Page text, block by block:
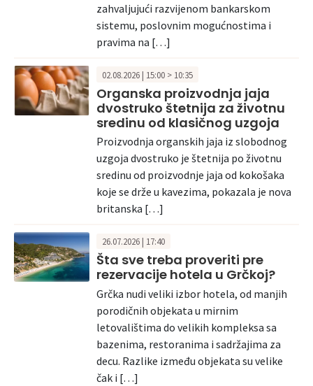
zahvaljujući razvijenom bankarskom
sistemu, poslovnim mogućnostima i
pravima na […]
02.08.2026 | 15:00 > 10:35
Organska proizvodnja jaja
dvostruko štetnija za životnu
sredinu od klasičnog uzgoja
Proizvodnja organskih jaja iz slobodnog
uzgoja dvostruko je štetnija po životnu
sredinu od proizvodnje jaja od kokošaka
koje se drže u kavezima, pokazala je nova
britanska […]
26.07.2026 | 17:40
Šta sve treba proveriti pre
rezervacije hotela u Grčkoj?
Grčka nudi veliki izbor hotela, od manjih
porodičnih objekata u mirnim
letovalištima do velikih kompleksa sa
bazenima, restoranima i sadržajima za
decu. Razlike između objekata su velike
čak i […]